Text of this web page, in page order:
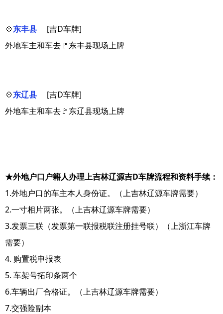
💠东丰县
[吉D车牌]
外地车主和车去🚩东丰县现场上牌
💠东辽县
[吉D车牌]
外地车主和车去🚩东辽县现场上牌
★外地户口户籍人办理上吉林辽源吉D车牌流程和资料手续：
1.外地户口的车主本人身份证。（上吉林辽源车牌需要）
2.一寸相片两张。（上吉林辽源车牌需要）
3.发票三联（发票第一联报税联注册挂号联）（上浙江车牌
需要）
4. 购置税申报表
5. 车架号拓印条两个
6.车辆出厂合格证。（上吉林辽源车牌需要）
7.交强险副本